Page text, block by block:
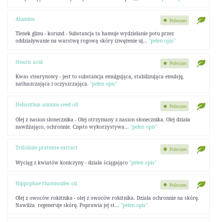
Alumina
Tlenek glinu - korund - Substancja ta hamuje wydzielanie potu przez
oddziaływanie na warstwę rogową skóry (zwężenie uj... "pełen opis"
Polecam
Stearic acid
Kwas stearynowy - jest to substancja emulgująca, stabilizująca emulsję,
natłuszczająca i oczyszczająca. "pełen opis"
Polecam
Helianthus annuus seed oil
Olej z nasion słonecznika - Olej otrzymany z nasion słonecznika. Olej działa
nawilżająco, ochronnie. Często wykorzystywa... "pełen opis"
Polecam
Trifolium pratense extract
Wyciąg z kwiatów koniczyny - działa ściągająco "pełen opis"
Polecam
Hippophae rhamnoides oil
Olej z owoców rokitnika - olej z owoców rokitnika. Działa ochronnie na skórę.
Nawilża regeneruje skórę. Poprawia jej st... "pełen opis"
Polecam